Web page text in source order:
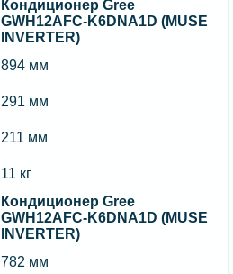
Кондиционер Gree
GWH12AFC-K6DNA1D (MUSE
INVERTER)
894 мм
291 мм
211 мм
11 кг
Кондиционер Gree
GWH12AFC-K6DNA1D (MUSE
INVERTER)
782 мм